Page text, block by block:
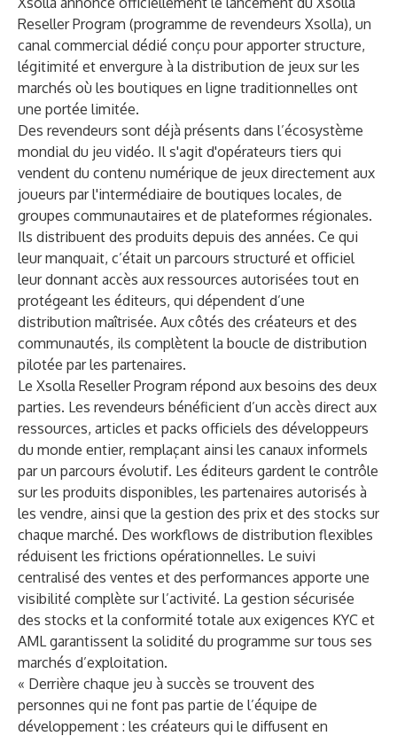
Reseller Program (programme de revendeurs Xsolla), un
canal commercial dédié conçu pour apporter structure,
légitimité et envergure à la distribution de jeux sur les
marchés où les boutiques en ligne traditionnelles ont
une portée limitée.
Des revendeurs sont déjà présents dans l’écosystème
mondial du jeu vidéo. Il s'agit d'opérateurs tiers qui
vendent du contenu numérique de jeux directement aux
joueurs par l'intermédiaire de boutiques locales, de
groupes communautaires et de plateformes régionales.
Ils distribuent des produits depuis des années. Ce qui
leur manquait, c’était un parcours structuré et officiel
leur donnant accès aux ressources autorisées tout en
protégeant les éditeurs, qui dépendent d’une
distribution maîtrisée. Aux côtés des créateurs et des
communautés, ils complètent la boucle de distribution
pilotée par les partenaires.
Le Xsolla Reseller Program répond aux besoins des deux
parties. Les revendeurs bénéficient d’un accès direct aux
ressources, articles et packs officiels des développeurs
du monde entier, remplaçant ainsi les canaux informels
par un parcours évolutif. Les éditeurs gardent le contrôle
sur les produits disponibles, les partenaires autorisés à
les vendre, ainsi que la gestion des prix et des stocks sur
chaque marché. Des workflows de distribution flexibles
réduisent les frictions opérationnelles. Le suivi
centralisé des ventes et des performances apporte une
visibilité complète sur l’activité. La gestion sécurisée
des stocks et la conformité totale aux exigences KYC et
AML garantissent la solidité du programme sur tous ses
marchés d’exploitation.
« Derrière chaque jeu à succès se trouvent des
personnes qui ne font pas partie de l’équipe de
développement : les créateurs qui le diffusent en